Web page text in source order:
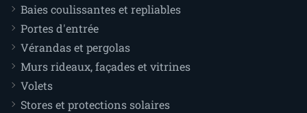
Baies coulissantes et repliables
Portes d'entrée
Vérandas et pergolas
Murs rideaux, façades et vitrines
Volets
Stores et protections solaires